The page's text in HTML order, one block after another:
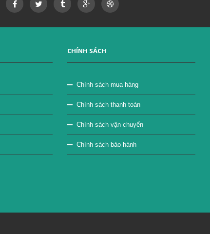
CHÍNH SÁCH
Chính sách mua hàng
Chính sách thanh toán
Chính sách vận chuyển
Chính sách bảo hành